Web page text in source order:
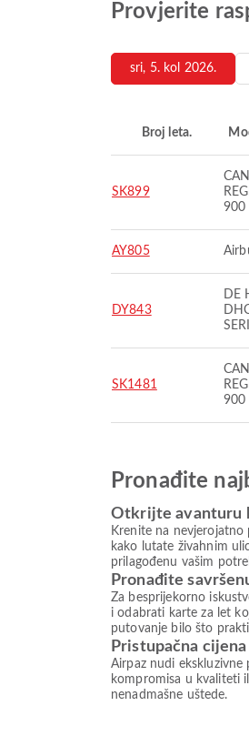
Provjerite
sri, 5. kol 2026.
Broj leta.
SK899
900
AY805
DY843
DE
SK1481
900
Pronađite
Otkrijte avanturu
Krenite na nevjerojatno
kako lutate živahnim
prilagođenu vašim
Pronađite
Za besprijekorno
i odabrati karte za let
putovanje bilo što
Pristupačna
Airpaz nudi
kompromisa u kvaliteti
nenadmašne uštede.